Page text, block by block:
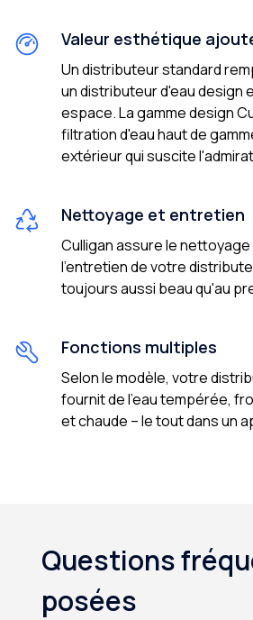
Valeur esthétique
Un distributeur standard
un distributeur d'eau design
espace. La gamme design
filtration d'eau haut de
extérieur qui suscite
Nettoyage et entretien
Culligan assure le
l'entretien de votre
toujours aussi beau qu'au
Fonctions multiples
Selon le modèle, votre
fournit de l'eau tempérée,
et chaude – le tout dans un
Questions
posées